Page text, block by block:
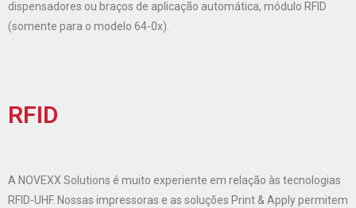
dispensadores ou braços de aplicação automática, módulo RFID
(somente para o modelo 64-0x).
RFID
A NOVEXX Solutions é muito experiente em relação às tecnologias
RFID-UHF. Nossas impressoras e as soluções Print & Apply permitem